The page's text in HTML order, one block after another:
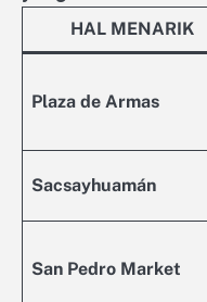
HAL MENARIK
Plaza de Armas
Sacsayhuamán
San Pedro Market